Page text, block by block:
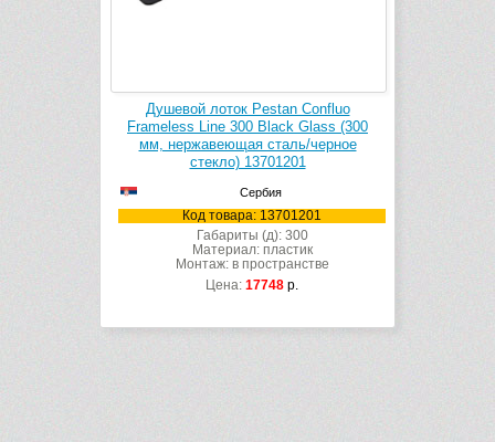
Душевой лоток Pestan Confluo
Frameless Line 300 Black Glass (300
мм, нержавеющая сталь/черное
стекло) 13701201
Сербия
Код товара: 13701201
Габариты (д): 300
Материал: пластик
Монтаж: в пространстве
Цена: 17748 р.